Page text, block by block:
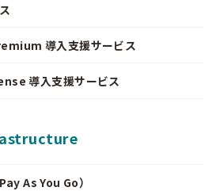
導入支援サービス
導入支援サービス
As You Go）